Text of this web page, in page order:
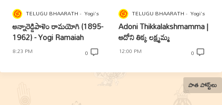
TELUGU BHAARATH Yogi's
అన్నారెడ్డిపాళెం రామయోగి (1895-
1962) - Yogi Ramaiah
8:23 PM 0
TELUGU BHAARATH Yogi's
Adoni Thikkalakshmamma |
ఆదోని తిక్క లక్ష్మమ్మ
12:00 PM 0
పాత పోస్ట్‌లు